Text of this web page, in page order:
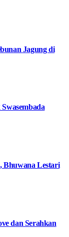
Jagung di
Bhuwana Lestari
dan Serahkan